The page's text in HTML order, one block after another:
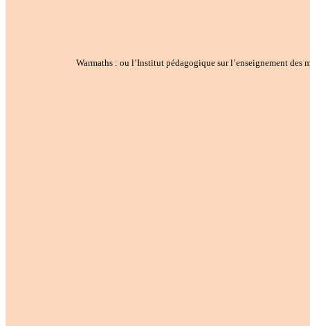
Warmaths : ou l’Institut pédagogique sur l’enseignement